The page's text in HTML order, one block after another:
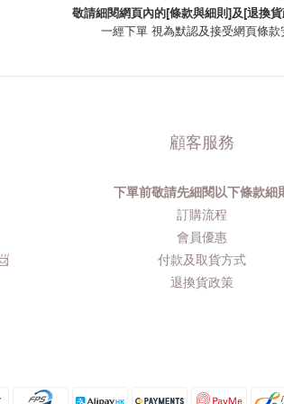
敬請細閱網頁內的[條款與細則]及[退換
一經下單 視為默認及接受網頁條款
顧客服務
下單前敬請先細閱以下條款細
訂購流程​
會員優惠
付款及取貨方式
退換貨政策